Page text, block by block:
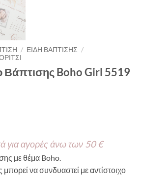
/ ΕΙΔΗ ΒΑΠΤΙΣΗΣ /
Βάπτισης Boho Girl 5519
για αγορές άνω των 50 €
με θέμα Boho.
να συνδυαστεί με αντίστοιχο